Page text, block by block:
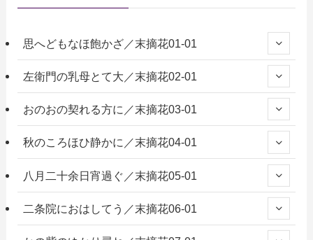
思へどもなほ飽かざ／末摘花01-01
左衛門の乳母とて大／末摘花02-01
おのおの契れる方に／末摘花03-01
秋のころほひ静かに／末摘花04-01
八月二十余日宵過ぐ／末摘花05-01
二条院におはしてう／末摘花06-01